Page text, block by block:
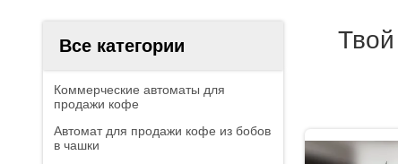
Все категории
Коммерческие автоматы для
продажи кофе
Автомат для продажи кофе из бобов
в чашки